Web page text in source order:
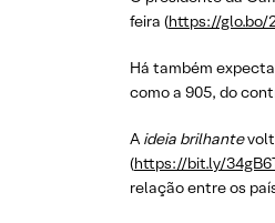
feira (https://glo.bo/
Há também
como a 905, do
A ideia brilhante
(https://bit.ly/
relação entre os